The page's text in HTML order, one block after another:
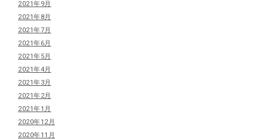
2021年9月
2021年8月
2021年7月
2021年6月
2021年5月
2021年4月
2021年3月
2021年2月
2021年1月
2020年12月
2020年11月